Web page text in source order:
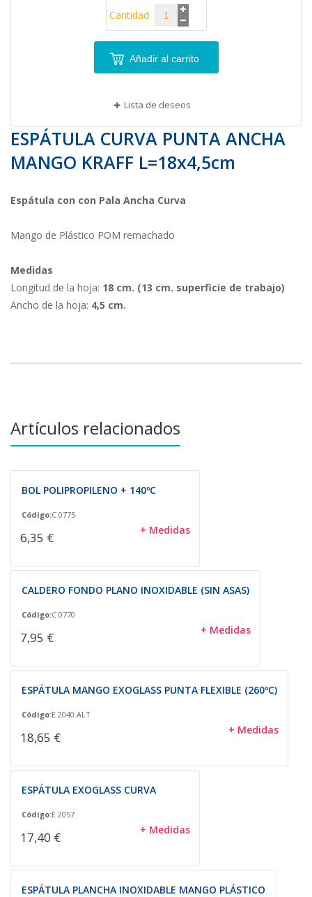
Cantidad
Añadir al carrito
Lista de deseos
ESPÁTULA CURVA PUNTA ANCHA
MANGO KRAFF L=18x4,5cm
Espátula con con Pala Ancha Curva
Mango de Plástico POM remachado
Medidas
Longitud de la hoja: 18 cm. (13 cm. superficie de trabajo)
Ancho de la hoja: 4,5 cm.
Artículos relacionados
BOL POLIPROPILENO + 140ºC
Código:C 0775
6,35 € + Medidas
CALDERO FONDO PLANO INOXIDABLE (SIN ASAS)
Código:C 0770
7,95 € + Medidas
ESPÁTULA MANGO EXOGLASS PUNTA FLEXIBLE (260ºC)
Código:E 2040.ALT
18,65 € + Medidas
ESPÁTULA EXOGLASS CURVA
Código:E 2057
17,40 € + Medidas
ESPÁTULA PLANCHA INOXIDABLE MANGO PLÁSTICO